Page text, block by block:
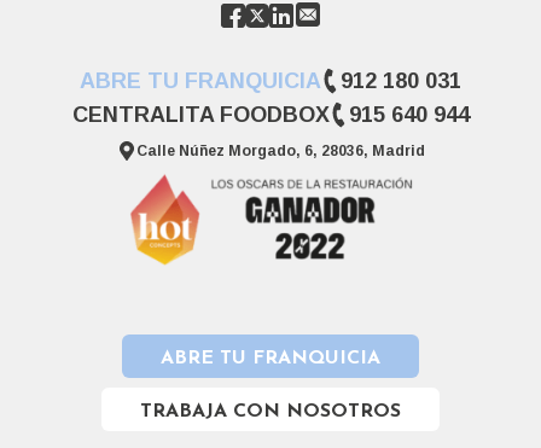
ABRE TU FRANQUICIA
912 180 031
CENTRALITA FOODBOX
915 640 944
Calle Núñez Morgado, 6, 28036, Madrid
ABRE TU FRANQUICIA
TRABAJA CON NOSOTROS